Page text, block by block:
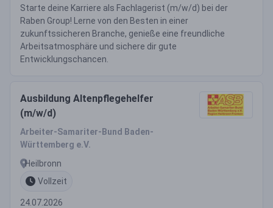
Starte deine Karriere als Fachlagerist (m/w/d) bei der
Raben Group! Lerne von den Besten in einer
zukunftssicheren Branche, genieße eine freundliche
Arbeitsatmosphäre und sichere dir gute
Entwicklungschancen.
Ausbildung Altenpflegehelfer
(m/w/d)
Arbeiter-Samariter-Bund Baden-
Württemberg e.V.
Heilbronn
Vollzeit
24.07.2026